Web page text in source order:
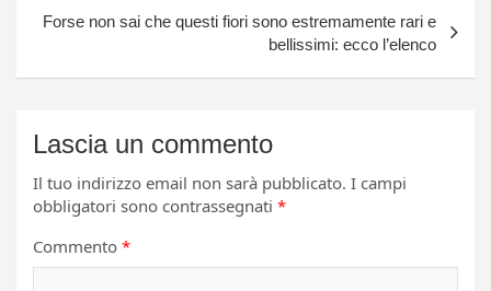
Forse non sai che questi fiori sono estremamente rari e
bellissimi: ecco l’elenco
Lascia un commento
Il tuo indirizzo email non sarà pubblicato. I campi
obbligatori sono contrassegnati *
Commento *